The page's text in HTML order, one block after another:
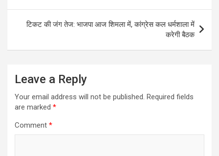
टिकट की जंग तेज: भाजपा आज शिमला में, कांग्रेस कल धर्मशाला में
करेगी बैठक
Leave a Reply
Your email address will not be published. Required fields
are marked *
Comment *